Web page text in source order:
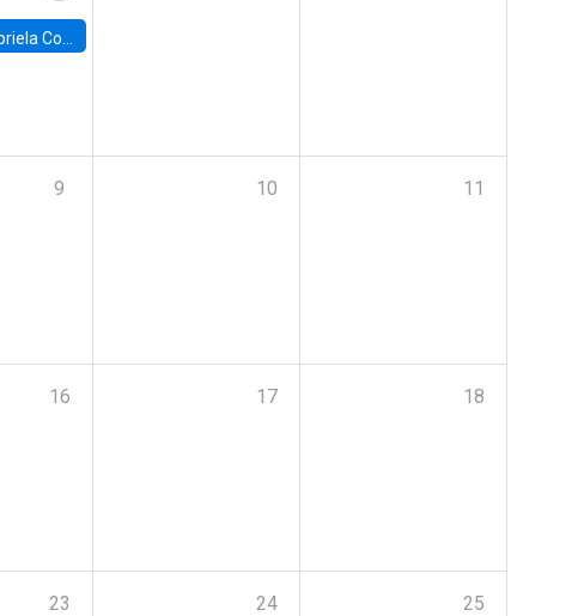
Banco Central de Chile y UC
9 10 11
16 17 18
23 24 25